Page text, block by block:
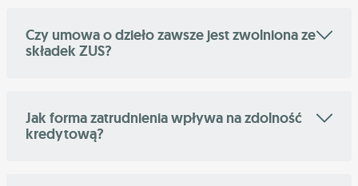
Czy umowa o dzieło zawsze jest zwolniona ze
składek ZUS?
Jak forma zatrudnienia wpływa na zdolność
kredytową?